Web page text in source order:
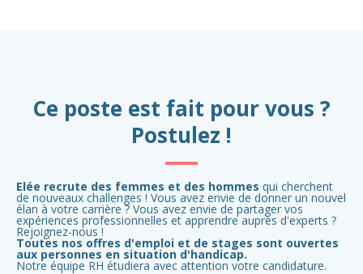
Ce poste est fait pour vous ?
Postulez !
Elée recrute des femmes et des hommes qui cherchent
de nouveaux challenges ! Vous avez envie de donner un nouvel
élan à votre carrière ? Vous avez envie de partager vos
expériences professionnelles et apprendre auprès d'experts ?
Rejoignez-nous !
Toutes nos offres d'emploi et de stages sont ouvertes
aux personnes en situation d'handicap.
Notre équipe RH étudiera avec attention votre candidature.